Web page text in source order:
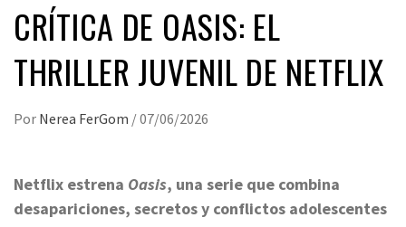
CRÍTICA DE OASIS: EL
THRILLER JUVENIL DE NETFLIX
Por Nerea FerGom /07/06/2026
Netflix estrena Oasis, una serie que combina
desapariciones, secretos y conflictos adolescentes